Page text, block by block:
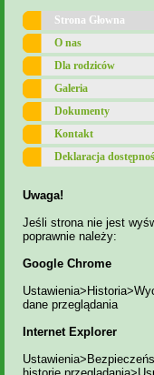
Strona Głowna
O nas
Dla rodziców
Galeria
Dokumenty
Kontakt
Deklaracja
Uwaga!
Jeśli strona nie jest
poprawnie należy:
Google Chrome
dane przeglądania
Internet Explorer